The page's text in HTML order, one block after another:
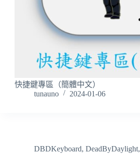
快捷鍵專區（簡體中文）
tunauno
2024-01-06
DBDKeyboard, DeadByDaylight,